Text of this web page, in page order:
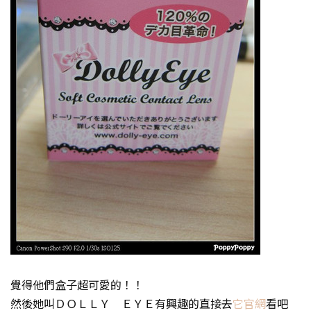
覺得他們盒子超可愛的！！
然後她叫ＤＯＬＬＹ ＥＹＥ有興趣的直接去它官網看吧